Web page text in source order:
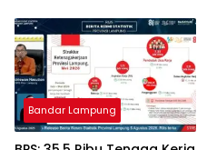
Terduga Pelaku
Diamankan.
Bandar Lampung